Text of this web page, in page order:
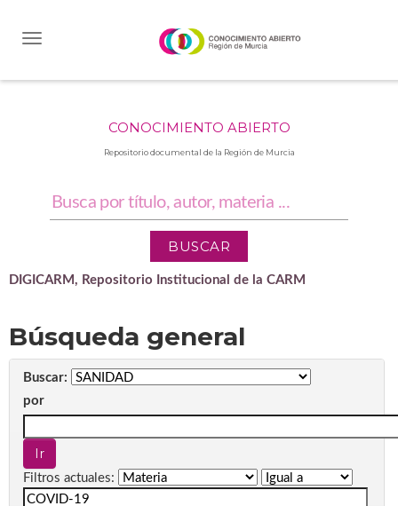
CONOCIMIENTO ABIERTO
Repositorio documental de la Región de Murcia
DIGICARM, Repositorio Institucional de la CARM
Búsqueda general
Buscar:
por
Filtros actuales: